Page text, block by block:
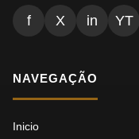
f X in YT
NAVEGAÇÃO
Inicio